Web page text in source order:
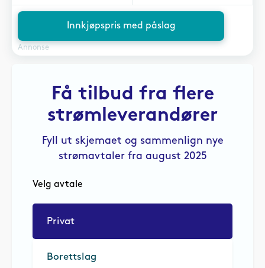
Innkjøpspris med påslag
Annonse
Få tilbud fra flere
strømleverandører
Fyll ut skjemaet og sammenlign nye
strømavtaler fra august 2025
Velg avtale
Privat
Borettslag